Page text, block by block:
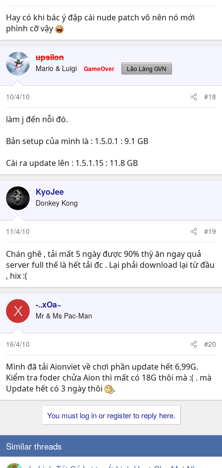
Hay có khi bác ý đập cái nude patch vô nên nó mới
phình cỡ vậy
upsilon
Mario & Luigi GameOver Lão Làng GVN
10/4/10 #18
làm j đến nỗi đó.
Bản setup của mình là : 1.5.0.1 : 9.1 GB
Cài ra update lên : 1.5.1.15 : 11.8 GB
KyoJee
Donkey Kong
11/4/10 #19
Chán ghê , tải mất 5 ngày được 90% thỳ ăn ngay quả
server full thế là hết tải đc . Lại phải download lại từ đầu
, hix :(
X -..xOa~
Mr & Ms Pac-Man
16/4/10 #20
Mình đã tải Aionviet về chơi phần update hết 6,99G.
Kiểm tra foder chửa Aion thì mất có 18G thôi mà :( . mà
Update hết có 3 ngày thôi
.
You must log in or register to reply here.
Similar threads